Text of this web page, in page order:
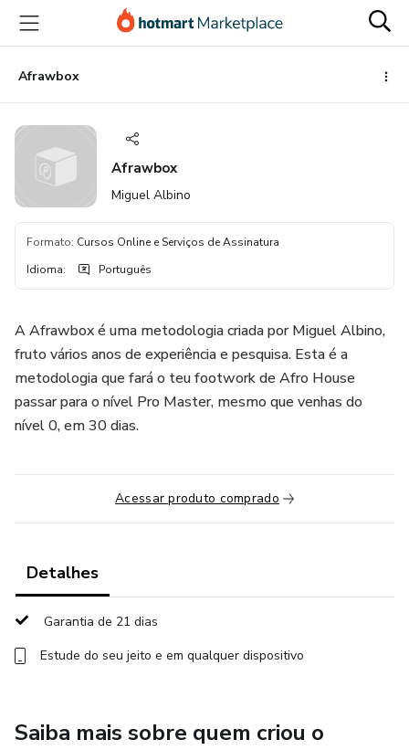
para
conteúdo
principal
para
pagamento
para
rodapé
Afrawbox
Afrawbox
Miguel Albino
Formato: Cursos Online e Serviços de Assinatura
Idioma: Português
A Afrawbox é uma metodologia criada por Miguel Albino,
fruto vários anos de experiência e pesquisa. Esta é a
metodologia que fará o teu footwork de Afro House
passar para o nível Pro Master, mesmo que venhas do
nível 0, em 30 dias.
Acessar produto comprado
Detalhes
Garantia de 21 dias
Estude do seu jeito e em qualquer dispositivo
Saiba mais sobre quem criou o